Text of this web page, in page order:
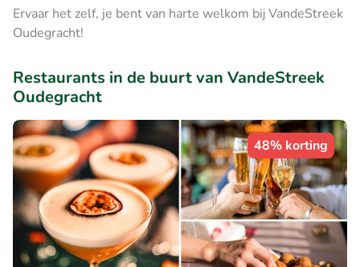
Ervaar het zelf, je bent van harte welkom bij VandeStreek
Oudegracht!
Restaurants in de buurt van VandeStreek
Oudegracht
48% korting